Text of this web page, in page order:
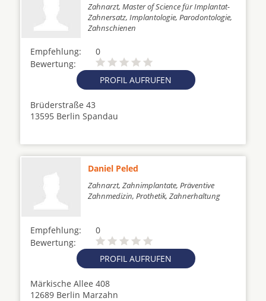
Zahnarzt, Master of Science für Implantat-
Zahnersatz, Implantologie, Parodontologie,
Zahnschienen
Empfehlung:
0
Bewertung:
PROFIL AUFRUFEN
Brüderstraße 43
13595 Berlin Spandau
Daniel Peled
Zahnarzt, Zahnimplantate, Präventive
Zahnmedizin, Prothetik, Zahnerhaltung
Empfehlung:
0
Bewertung:
PROFIL AUFRUFEN
Märkische Allee 408
12689 Berlin Marzahn